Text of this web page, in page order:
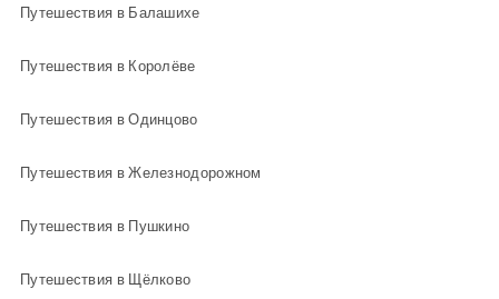
Путешествия в Балашихе
Путешествия в Королёве
Путешествия в Одинцово
Путешествия в Железнодорожном
Путешествия в Пушкино
Путешествия в Щёлково